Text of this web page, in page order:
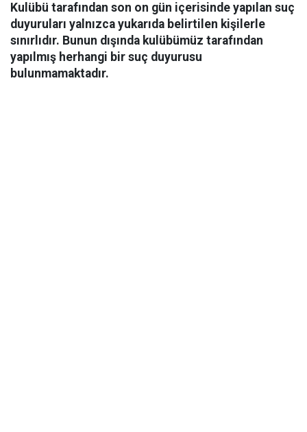
Kulübü tarafından son on gün içerisinde yapılan suç
duyuruları yalnızca yukarıda belirtilen kişilerle
sınırlıdır. Bunun dışında kulübümüz tarafından
yapılmış herhangi bir suç duyurusu
bulunmamaktadır.